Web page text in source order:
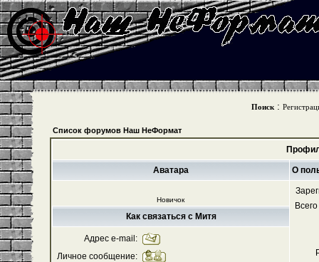
Поиск :
Список форумов Наш НеФормат
Аватара О
Новичок
Как связаться с Митя
Адрес e-mail:
Личное сообщение: